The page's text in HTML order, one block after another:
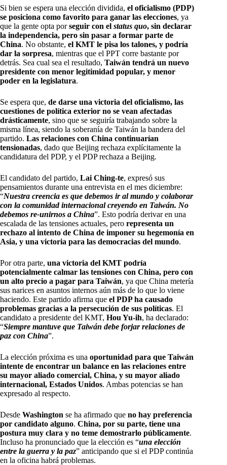
Si bien se espera una elección dividida, el oficialismo (PDP)
se posiciona como favorito para ganar las elecciones, ya
que la gente opta porseguir con el status quo, sin declarar
la independencia, pero sin pasar a formar parte de
China. No obstante, el KMT le pisa los talones, y podría
dar la sorpresa, mientras que el PPT corre bastante por
detrás. Sea cual sea el resultado, Taiwán tendrá un nuevo
presidente con menor legitimidad popular, y menor
poder en la legislatura.
Se espera que, de darse una victoria del oficialismo, las
cuestiones de política exterior no se vean afectadas
drásticamente, sino que se seguiría trabajando sobre la
misma línea, siendo la soberanía de Taiwán la bandera del
partido. Las relaciones con China continuarían
tensionadas, dado que Beijing rechaza explícitamente la
candidatura del PDP, y el PDP rechaza a Beijing.
El candidato del partido, Lai Ching-te, expresó sus
pensamientos durante una entrevista en el mes diciembre:
“Nuestra creencia es que debemos ir al mundo y colaborar
con la comunidad internacional creyendo en Taiwán. No
debemos re-unirnos a China”. Esto podría derivar en una
escalada de las tensiones actuales, pero representa un
rechazo al intento de China de imponer su hegemonía en
Asia, y una victoria para las democracias del mundo.
Por otra parte, una victoria del KMT podría
potencialmente calmar las tensiones con China, pero con
un alto precio a pagar para Taiwán, ya que China metería
sus narices en asuntos internos aún más de lo que lo viene
haciendo. Este partido afirma que el PDP ha causado
problemas gracias a la persecución de sus políticas. El
candidato a presidente del KMT, Hou Yu-ih, ha declarado:
“Siempre mantuve que Taiwán debe forjar relaciones de
paz con China”.
La elección próxima es una oportunidad para que Taiwán
intente de encontrar un balance en las relaciones entre
su mayor aliado comercial, China, y su mayor aliado
internacional, Estados Unidos. Ambas potencias se han
expresado al respecto.
Desde Washington se ha afirmado que no hay preferencia
por candidato alguno. China, por su parte, tiene una
postura muy clara y no teme demostrarlo públicamente.
Incluso ha pronunciado que la elección es “una elección
entre la guerra y la paz” anticipando que si el PDP continúa
en la oficina habrá problemas.